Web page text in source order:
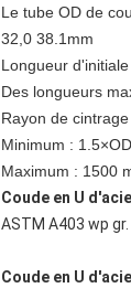
Le tube OD de
32,0 38.1mm
Longueur
Des longueurs
Rayon de
Minimum : 1.5×OD
Maximum : 1500
Coude en U
ASTM A403 wp
Coude en U